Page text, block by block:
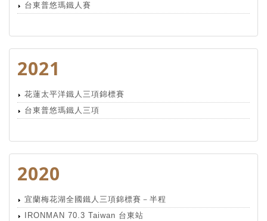
台東普悠瑪鐵人賽
2021
花蓮太平洋鐵人三項錦標賽
台東普悠瑪鐵人三項
2020
宜蘭梅花湖全國鐵人三項錦標賽－半程
IRONMAN 70.3 Taiwan 台東站